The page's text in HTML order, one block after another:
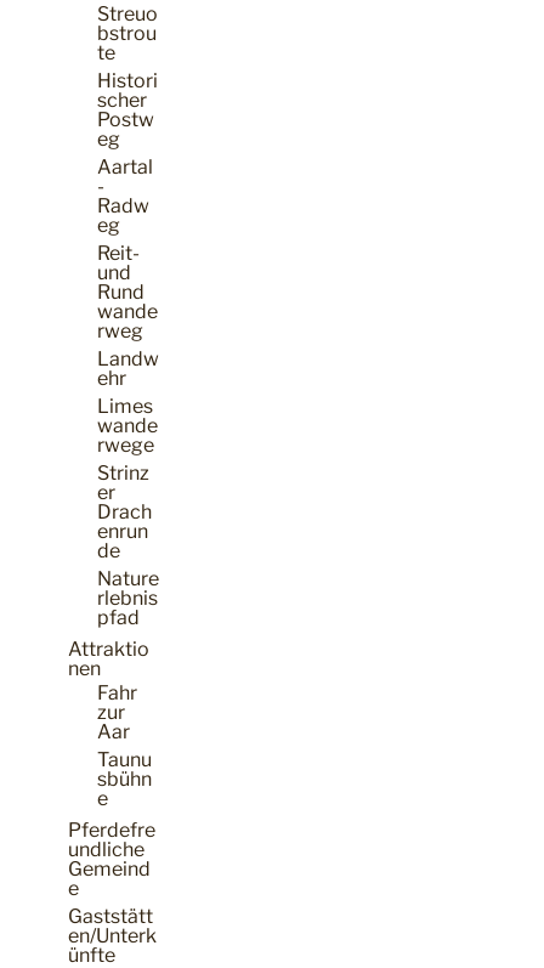
Streuo
bstrou
te
Histori
scher
Postw
eg
Aartal
-
Radw
eg
Reit-
und
Rund
wande
rweg
Landw
ehr
Limes
wande
rwege
Strinz
er
Drach
enrun
de
Nature
rlebnis
pfad
Attraktio
nen
Fahr
zur
Aar
Taunu
sbühn
e
Pferdefre
undliche
Gemeind
e
Gaststätt
en/Unterk
ünfte